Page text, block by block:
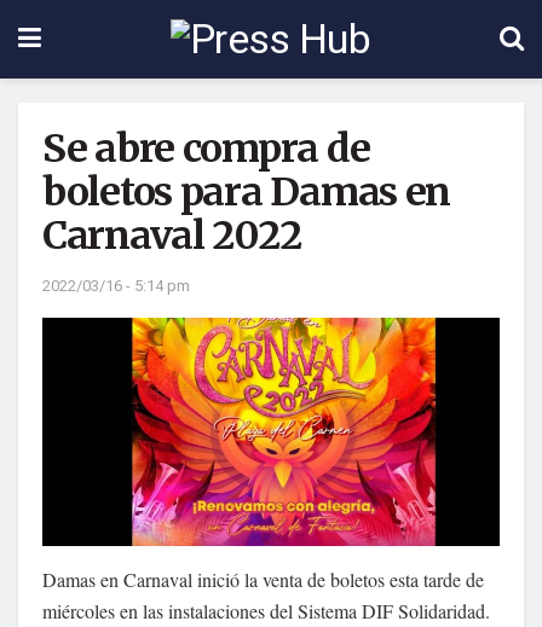
Se abre compra de
boletos para Damas en
Carnaval 2022
2022/03/16 - 5:14 pm
Damas en Carnaval inició la venta de boletos esta tarde de
miércoles en las instalaciones del Sistema DIF Solidaridad.